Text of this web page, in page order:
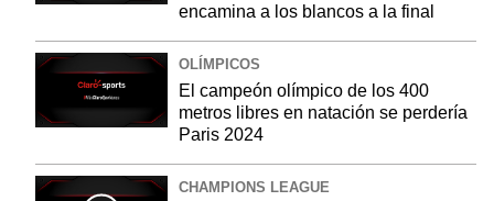
encamina a los blancos a la final
OLÍMPICOS
El campeón olímpico de los 400
metros libres en natación se perdería
Paris 2024
CHAMPIONS LEAGUE